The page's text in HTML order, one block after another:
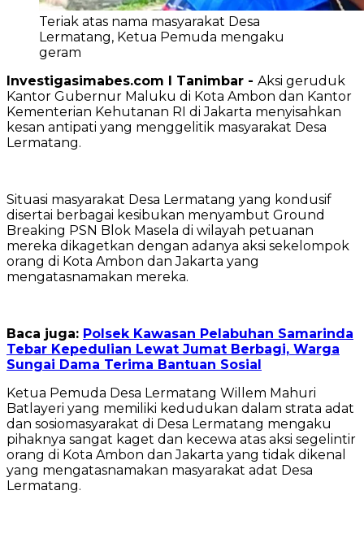
Teriak atas nama masyarakat Desa
Lermatang, Ketua Pemuda mengaku
geram
Investigasimabes.com l Tanimbar - ‎Aksi geruduk
Kantor Gubernur Maluku di Kota Ambon dan Kantor
Kementerian Kehutanan RI di Jakarta menyisahkan
kesan antipati yang menggelitik masyarakat Desa
Lermatang.
‎Situasi masyarakat Desa Lermatang yang kondusif
disertai berbagai kesibukan menyambut Ground
Breaking PSN Blok Masela di wilayah petuanan
mereka dikagetkan dengan adanya aksi sekelompok
orang di Kota Ambon dan Jakarta yang
mengatasnamakan mereka.
Baca juga: Polsek Kawasan Pelabuhan Samarinda
Tebar Kepedulian Lewat Jumat Berbagi, Warga
Sungai Dama Terima Bantuan Sosial
‎Ketua Pemuda Desa Lermatang Willem Mahuri
Batlayeri yang memiliki kedudukan dalam strata adat
dan sosiomasyarakat di Desa Lermatang mengaku
pihaknya sangat kaget dan kecewa atas aksi segelintir
orang di Kota Ambon dan Jakarta yang tidak dikenal
yang mengatasnamakan masyarakat adat Desa
Lermatang.